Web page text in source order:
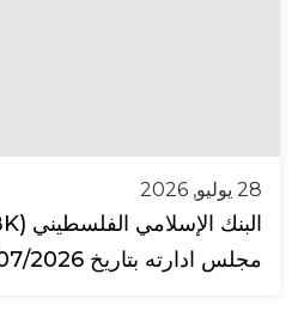
28 يوليو, 2026
مجلس ادارته بتاريخ 26/07/2026.